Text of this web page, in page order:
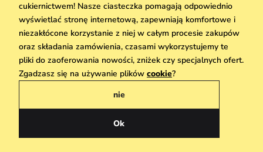
Materiały i pielęgnacja
Dostawa i płatność
Zwroty i reklamacje
Kariera
Karta podarunkowa
Hurtownia
We Care
Sklepy
Praha
Nie możesz zaprzepaścić takiej okazji!
Nowości
Zniżki Okazja
Odbiór
Zasady danych osobowych znajdziesztutaj
Copyright © 2026 Vuch Sp. z o. o. Wszelkie prawa zastrzeżone. Techniczna
realizacjaSimplia.cz
Polski
cukiernictwem! Nasze ciasteczka pomagają odpowiednio
wyświetlać stronę internetową, zapewniają komfortowe i
niezakłócone korzystanie z niej w całym procesie zakupów
oraz składania zamówienia, czasami wykorzystujemy te
pliki do zaoferowania nowości, zniżek czy specjalnych ofert.
Zgadzasz się na używanie plików cookie?
nie
Ok